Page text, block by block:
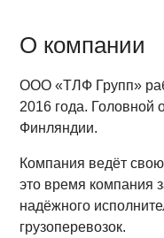
О компании
ООО «ТЛФ Групп»
2016 года. Головной
Финляндии.
Компания ведёт
это время компания
надёжного
грузоперевозок.